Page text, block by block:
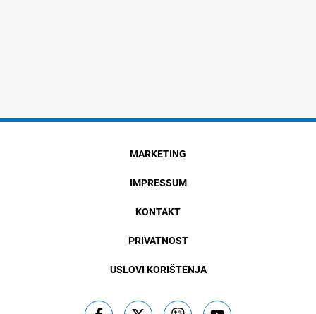
MARKETING
IMPRESSUM
KONTAKT
PRIVATNOST
USLOVI KORIŠTENJA